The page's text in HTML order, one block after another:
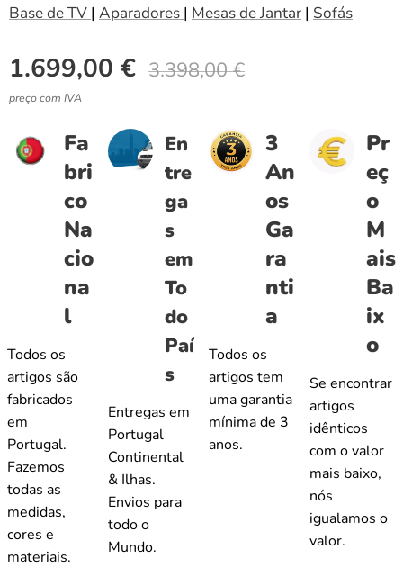
Base de TV | Aparadores | Mesas de Jantar | Sofás
1.699,00 € 3.398,00€
preço com IVA
Fa
bri
co
Na
cio
na
l
Todos os
artigos são
fabricados
em
Portugal.
Fazemos
todas as
medidas,
cores e
materiais.
En
tre
ga
s
em
To
do
Paí
s
Entregas em
Portugal
Continental
& Ilhas.
Envios para
todo o
Mundo.
3
An
os
Ga
ra
nti
a
Todos os
artigos tem
uma garantia
mínima de 3
anos.
Pr
eç
o
M
ais
Ba
ix
o
Se encontrar
artigos
idênticos
com o valor
mais baixo,
nós
igualamos o
valor.